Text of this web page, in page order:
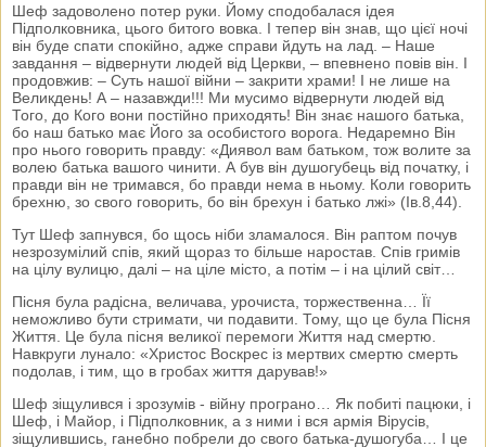
Шеф задоволено потер руки. Йому сподобалася ідея
Підполковника, цього битого вовка. І тепер він знав, що цієї ночі
він буде спати спокійно, адже справи йдуть на лад. – Наше
завдання – відвернути людей від Церкви, – впевнено повів він. І
продовжив: – Суть нашої війни – закрити храми! І не лише на
Великдень! А – назавжди!!! Ми мусимо відвернути людей від
Того, до Кого вони постійно приходять! Він знає нашого батька,
бо наш батько має Його за особистого ворога. Недаремно Він
про нього говорить правду: «Диявол вам батьком, тож волите за
волею батька вашого чинити. А був він душогубець від початку, і
правди він не тримався, бо правди нема в ньому. Коли говорить
брехню, зо свого говорить, бо він брехун і батько лжі» (Ів.8,44).
Тут Шеф запнувся, бо щось ніби зламалося. Він раптом почув
незрозумілий спів, який щораз то більше наростав. Спів гримів
на цілу вулицю, далі – на ціле місто, а потім – і на цілий світ…
Пісня була радісна, величава, урочиста, торжественна… Її
неможливо бути стримати, чи подавити. Тому, що це була Пісня
Життя. Це була пісня великої перемоги Життя над смертю.
Навкруги лунало: «Христос Воскрес із мертвих смертю смерть
подолав, і тим, що в гробах життя дарував!»
Шеф зіщулився і зрозумів - війну програно… Як побиті пацюки, і
Шеф, і Майор, і Підполковник, а з ними і вся армія Вірусів,
зіщулившись, ганебно побрели до свого батька-душогуба… І це